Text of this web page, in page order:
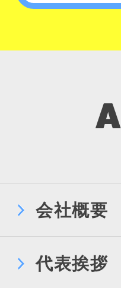
会社概要
代表挨拶